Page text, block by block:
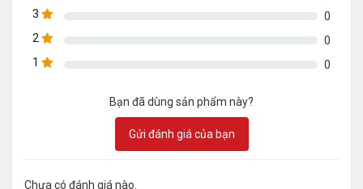
3 0
2 0
1 0
Bạn đã dùng sản phẩm này?
Gửi đánh giá của bạn
Chưa có đánh giá nào.